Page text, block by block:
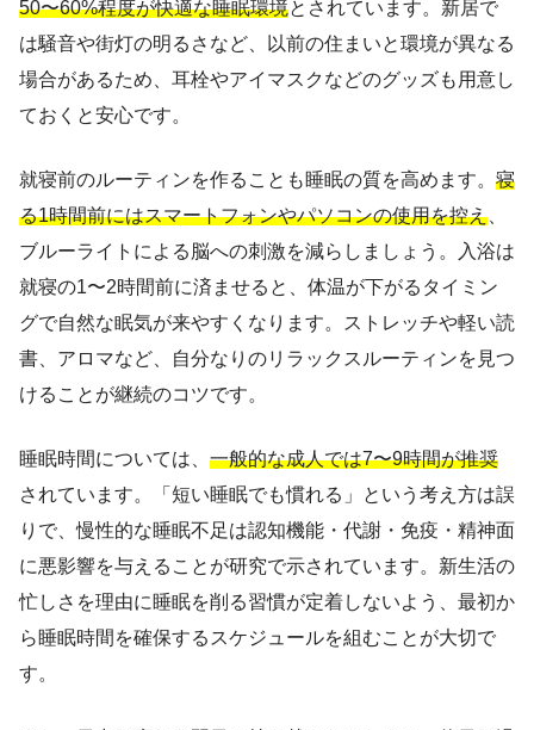
50〜60%程度が快適な睡眠環境とされています。新居で
は騒音や街灯の明るさなど、以前の住まいと環境が異なる
場合があるため、耳栓やアイマスクなどのグッズも用意し
ておくと安心です。
就寝前のルーティンを作ることも睡眠の質を高めます。 寝
る1時間前にはスマートフォンやパソコンの使用を控え
ブルーライトによる脳への刺激を減らしましょう。入浴は
就寝の1〜2時間前に済ませると、体温が下がるタイミン
グで自然な眠気が来やすくなります。ストレッチや軽い読
書、アロマなど、自分なりのリラックスルーティンを見つ
けることが継続のコツです。
睡眠時間については、 一般的な成人では7〜9時間が推奨
されています。「短い睡眠でも慣れる」という考え方は誤
りで、慢性的な睡眠不足は認知機能・代謝・免疫・精神面
に悪影響を与えることが研究で示されています。新生活の
忙しさを理由に睡眠を削る習慣が定着しないよう、最初か
ら睡眠時間を確保するスケジュールを組むことが大切で
す。